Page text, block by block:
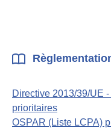
Directive 2013/39/UE
prioritaires
OSPAR (Liste LCPA)